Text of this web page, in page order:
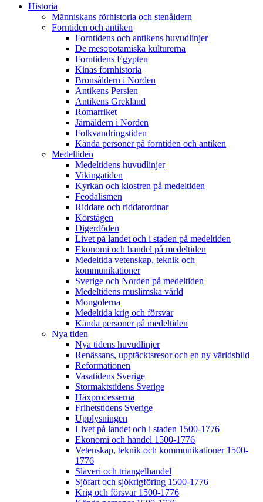
Historia
Människans förhistoria och stenåldern
Forntiden och antiken
Forntidens och antikens huvudlinjer
De mesopotamiska kulturerna
Forntidens Egypten
Kinas fornhistoria
Bronsåldern i Norden
Antikens Persien
Antikens Grekland
Romarriket
Järnåldern i Norden
Folkvandringstiden
Kända personer på forntiden och antiken
Medeltiden
Medeltidens huvudlinjer
Vikingatiden
Kyrkan och klostren på medeltiden
Feodalismen
Riddare och riddarordnar
Korstågen
Digerdöden
Livet på landet och i staden på medeltiden
Ekonomi och handel på medeltiden
Medeltida vetenskap, teknik och
kommunikationer
Sverige och Norden på medeltiden
Medeltidens muslimska värld
Mongolerna
Medeltida krig och försvar
Kända personer på medeltiden
Nya tiden
Nya tidens huvudlinjer
Renässans, upptäcktsresor och en ny världsbild
Reformationen
Vasatidens Sverige
Stormaktstidens Sverige
Häxprocesserna
Frihetstidens Sverige
Upplysningen
Livet på landet och i staden 1500-1776
Ekonomi och handel 1500-1776
Vetenskap, teknik och kommunikationer 1500-
1776
Slaveri och triangelhandel
Sjöfart och sjökrigföring 1500-1776
Krig och försvar 1500-1776